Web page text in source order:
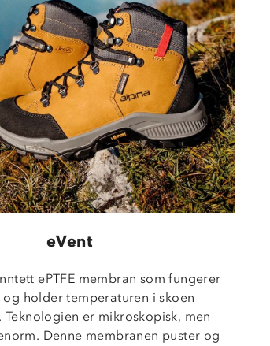
eVent
ePTFE membran som fungerer
holder temperaturen i skoen
er mikroskopisk, men
Denne membranen puster og